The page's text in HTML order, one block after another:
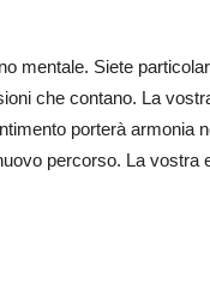
mentale. Siete
che contano. La
porterà armonia
percorso. La vostra